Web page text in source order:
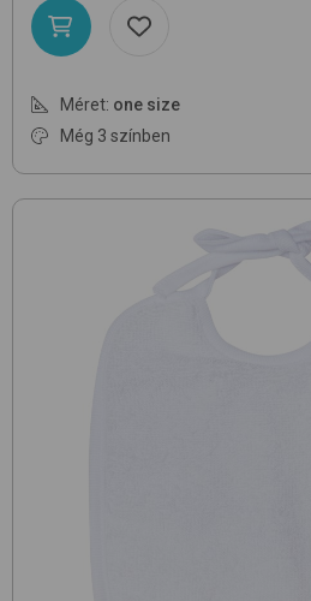
Méret: one size
Még 3 színben